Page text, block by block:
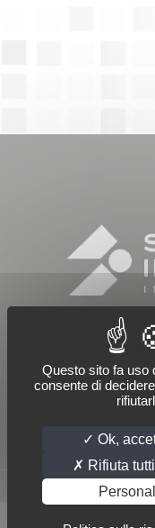
© 2022
Questo sito fa uso
consente di
Ok,
Rifiuta